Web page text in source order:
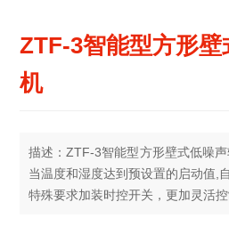
ZTF-3智能型方形
机
描述：ZTF-3智能型方形壁式低噪
当温度和湿度达到预设置的启动值,
特殊要求加装时控开关，更加灵活控